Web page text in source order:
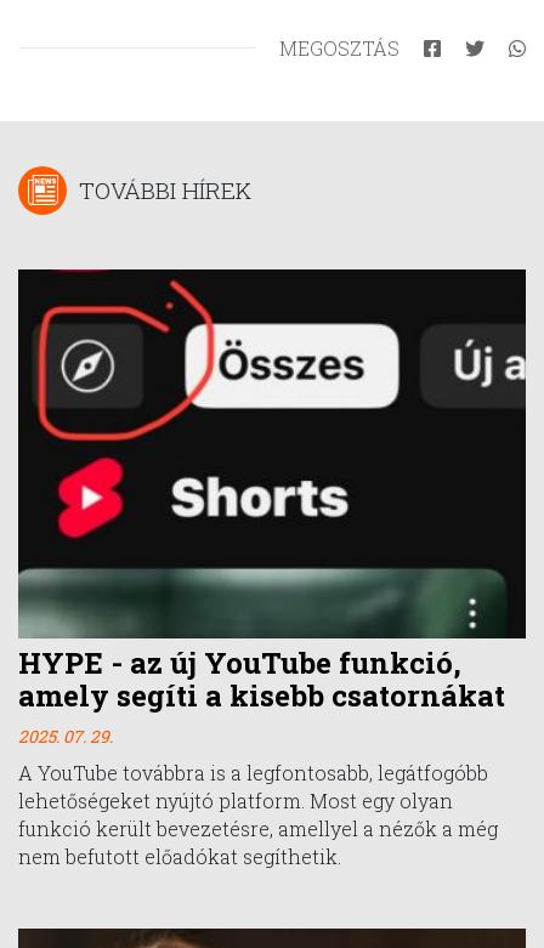
MEGOSZTÁS
TOVÁBBI HÍREK
HYPE - az új YouTube funkció,
amely segíti a kisebb csatornákat
2025. 07. 29.
A YouTube továbbra is a legfontosabb, legátfogóbb
lehetőségeket nyújtó platform. Most egy olyan
funkció került bevezetésre, amellyel a nézők a még
nem befutott előadókat segíthetik.